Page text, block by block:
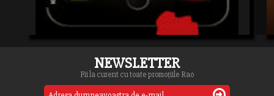
NEWSLETTER
Fii la curent cu toate promoțiile Rao